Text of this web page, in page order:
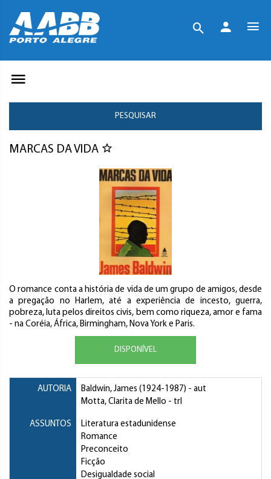
PESQUISAR
MARCAS DA VIDA
O romance conta a história de vida de um grupo de amigos, desde
a pregação no Harlem, até a experiência de incesto, guerra,
pobreza, luta pelos direitos civis, bem como riqueza, amor e fama
- na Coréia, África, Birmingham, Nova York e Paris.
DISPONÍVEL
AUTORIA Baldwin, James (1924-1987) - aut
Motta, Clarita de Mello - trl
ASSUNTOS
Literatura estadunidense
Romance
Preconceito
Ficção
Desigualdade social